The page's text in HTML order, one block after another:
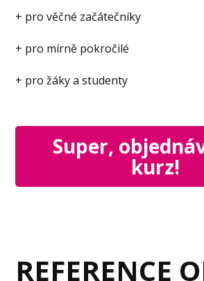
+ pro věčné začátečníky
+ pro mírně pokročilé
+ pro žáky a studenty
Super,
kurz!
REFERENCE